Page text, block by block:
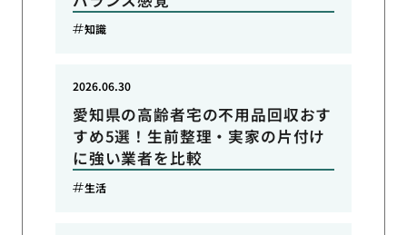
知識
愛知県の高齢者宅の不用品回収おす
すめ5選！生前整理・実家の片付け
に強い業者を比較
2026.06.30
生活